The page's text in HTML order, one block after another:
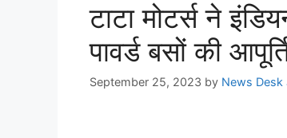
टाटा मोटर्स ने
पावर्ड बसों की
September 25, 2023 by News Desk